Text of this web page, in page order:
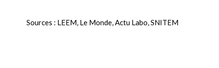
Sources : LEEM, Le Monde, Actu Labo, SNITEM